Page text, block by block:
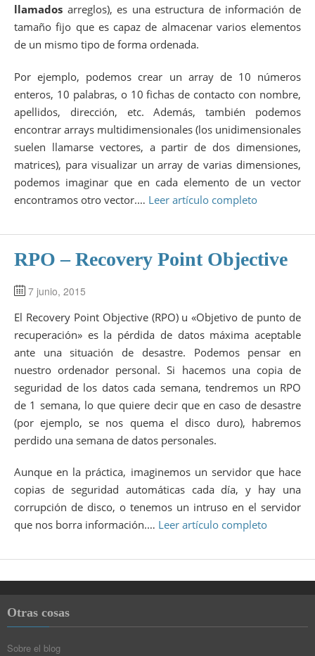
llamados arreglos), es una estructura de información de
tamaño fijo que es capaz de almacenar varios elementos
de un mismo tipo de forma ordenada.
Por ejemplo, podemos crear un array de 10 números
enteros, 10 palabras, o 10 fichas de contacto con nombre,
apellidos, dirección, etc. Además, también podemos
encontrar arrays multidimensionales (los unidimensionales
suelen llamarse vectores, a partir de dos dimensiones,
matrices), para visualizar un array de varias dimensiones,
podemos imaginar que en cada elemento de un vector
encontramos otro vector.… Leer artículo completo
RPO – Recovery Point Objective
7 junio, 2015
El Recovery Point Objective (RPO) u «Objetivo de punto de
recuperación» es la pérdida de datos máxima aceptable
ante una situación de desastre. Podemos pensar en
nuestro ordenador personal. Si hacemos una copia de
seguridad de los datos cada semana, tendremos un RPO
de 1 semana, lo que quiere decir que en caso de desastre
(por ejemplo, se nos quema el disco duro), habremos
perdido una semana de datos personales.
Aunque en la práctica, imaginemos un servidor que hace
copias de seguridad automáticas cada día, y hay una
corrupción de disco, o tenemos un intruso en el servidor
que nos borra información.… Leer artículo completo
Otras cosas
Sobre el blog